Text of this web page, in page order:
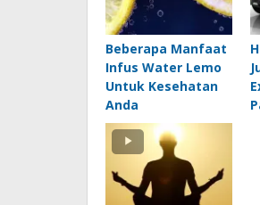
Beberapa Manfaat
Infus Water Lemo
Untuk Kesehatan
Anda